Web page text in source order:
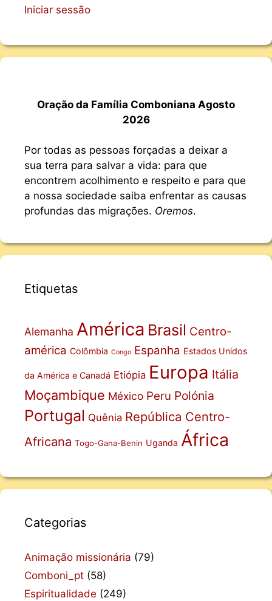
Iniciar sessão
Oração da Família Comboniana Agosto
2026
Por todas as pessoas forçadas a deixar a
sua terra para salvar a vida: para que
encontrem acolhimento e respeito e para que
a nossa sociedade saiba enfrentar as causas
profundas das migrações. Oremos.
Etiquetas
Alemanha América Brasil Centro-
américa Colômbia Congo Espanha Estados Unidos
da América e Canadá Etiópia Europa Itália
Moçambique México Peru Polónia
Portugal Quênia República Centro-
Africana Togo-Gana-Benin Uganda África
Categorias
Animação missionária (79)
Comboni_pt (58)
Espiritualidade (249)